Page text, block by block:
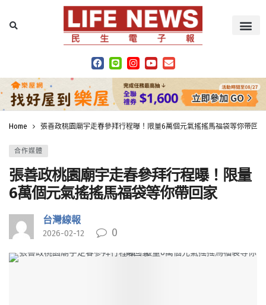
Home 張善政桃園廟宇走春參拜行程曝！限量6萬個元氣搖搖馬福袋等你帶回家
合作媒體
張善政桃園廟宇走春參拜行程曝！限量
6萬個元氣搖搖馬福袋等你帶回家
台灣線報
2026-02-12 0